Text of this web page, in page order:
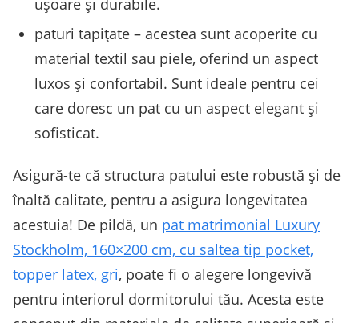
paturi tapițate – acestea sunt acoperite cu
material textil sau piele, oferind un aspect
luxos și confortabil. Sunt ideale pentru cei
care doresc un pat cu un aspect elegant și
sofisticat.
Asigură-te că structura patului este robustă și de
înaltă calitate, pentru a asigura longevitatea
acestuia! De pildă, un pat matrimonial Luxury
Stockholm, 160×200 cm, cu saltea tip pocket,
topper latex, gri, poate fi o alegere longevivă
pentru interiorul dormitorului tău. Acesta este